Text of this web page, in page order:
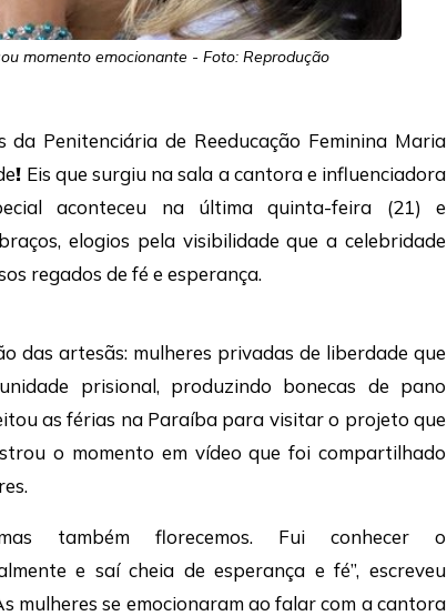
momento emocionante - Foto: Reprodução
Penitenciária de Reeducação Feminina Maria
! Eis que surgiu na sala a cantora e influenciadora
aconteceu na última quinta-feira (21) e
elogios pela visibilidade que a celebridade
regados de fé e esperança.
das artesãs: mulheres privadas de liberdade que
prisional, produzindo bonecas de pano
as férias na Paraíba para visitar o projeto que
o momento em vídeo que foi compartilhado
também florecemos. Fui conhecer o
e saí cheia de esperança e fé”, escreveu
mulheres se emocionaram ao falar com a cantora